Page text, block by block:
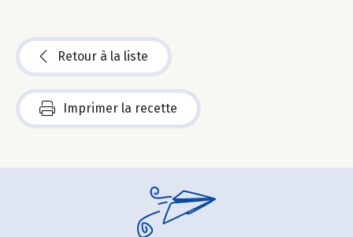
Retour à la liste
Imprimer la recette